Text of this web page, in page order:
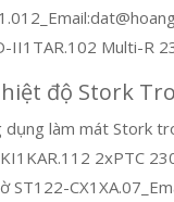
II1TAR.102 Multi-R
độ Stork
dụng làm mát Stork
2xPTC
ST122-